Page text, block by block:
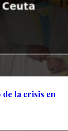
de la crisis en